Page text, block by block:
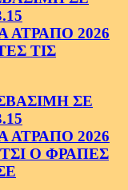
ΑΤΡΑΠΟ 2026
ΤΙΣ
ΣΕ
ΑΤΡΑΠΟ 2026
Ο ΦΡΑΠΕΣ